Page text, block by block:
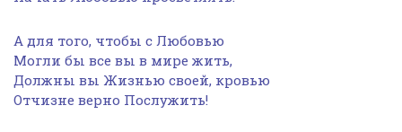
А для того, чтобы с Любовью
Могли бы все вы в мире жить,
Должны вы Жизнью своей, кровью
Отчизне верно Послужить!